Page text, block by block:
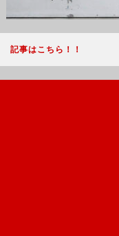
記事はこちら！！